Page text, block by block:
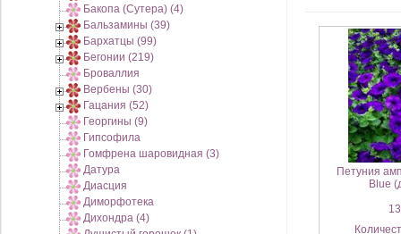
Бакопа (Сутера) (4)
Бальзамины (39)
Бархатцы (99)
Бегонии (219)
Броваллия
Вербены (30)
Гацания (52)
Георгины (9)
Гипсофила
Гомфрена шаровидная (3)
Датура
Диасция
Диморфотека
Дихондра (4)
Петуния
Blue